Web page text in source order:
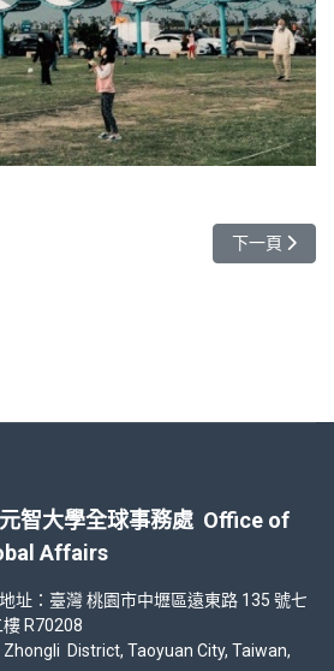
的故事-漂亮台灣 下一篇文章:
下一頁
元智大學全球事務處 Office of
Affairs
：臺灣 桃園市中壢區遠東路 135 號七
R70208
District, Taoyuan City, Taiwan,